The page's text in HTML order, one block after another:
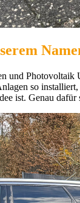
und Photovoltaik
so
ist. Genau